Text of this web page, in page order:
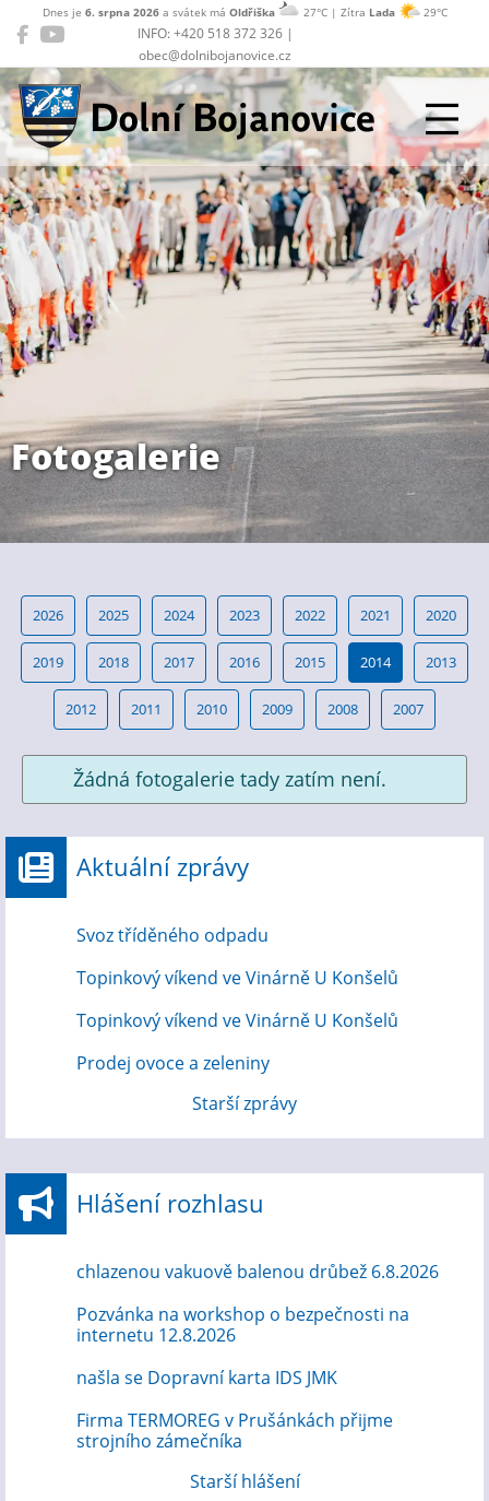
INFO: +420 518 372 326 |
obec@dolnibojanovice.cz
Dnes je 6. srpna 2026a svátek má Oldřiška 27°C | Zítra Lada 29°C
Dolní Bojanovice
Fotogalerie
2026 2025 2024 2023 2022 2021 2020
2019 2018 2017 2016 2015 2014 2013
2012 2011 2010 2009 2008 2007
Žádná fotogalerie tady zatím není.
Aktuální zprávy
Svoz tříděného odpadu
Topinkový víkend ve Vinárně U Konšelů
Topinkový víkend ve Vinárně U Konšelů
Prodej ovoce a zeleniny
Starší zprávy
Hlášení rozhlasu
chlazenou vakuově balenou drůbež 6.8.2026
Pozvánka na workshop o bezpečnosti na
internetu 12.8.2026
našla se Dopravní karta IDS JMK
Firma TERMOREG v Prušánkách přijme
strojního zámečníka
Starší hlášení